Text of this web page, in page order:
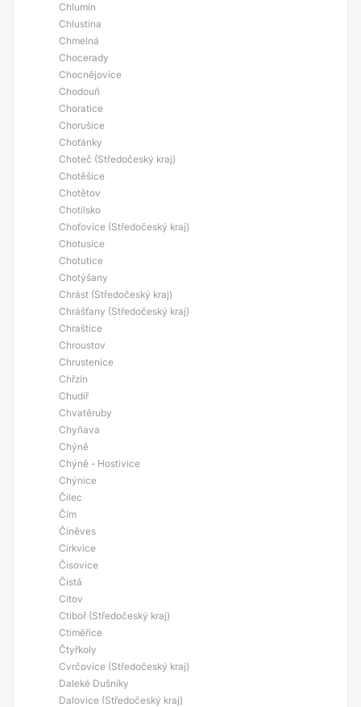
Chlumín
Chlustina
Chmelná
Chocerady
Chocnějovice
Chodouň
Choratice
Chorušice
Choťánky
Choteč (Středočeský kraj)
Chotěšice
Chotětov
Chotilsko
Choťovice (Středočeský kraj)
Chotusice
Chotutice
Chotýšany
Chrást (Středočeský kraj)
Chrášťany (Středočeský kraj)
Chraštice
Chroustov
Chrustenice
Chřzín
Chudíř
Chvatěruby
Chyňava
Chýně
Chýně - Hostivice
Chýnice
Čilec
Čím
Činěves
Církvice
Čisovice
Čistá
Cítov
Ctiboř (Středočeský kraj)
Ctiměřice
Čtyřkoly
Cvrčovice (Středočeský kraj)
Daleké Dušníky
Dalovice (Středočeský kraj)